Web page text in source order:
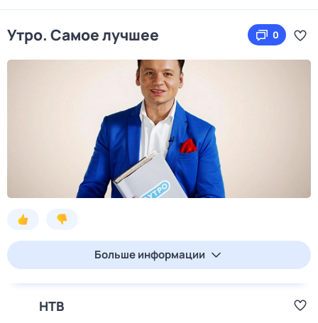
Утро. Самое лучшее 0
Больше информации
НТВ